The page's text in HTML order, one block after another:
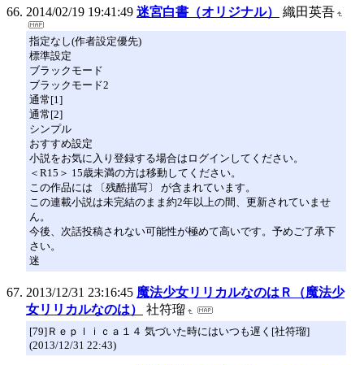
2014/02/19 19:41:49 迷宮白書（オリジナル） 織田英吾
指定なし(作者設定優先)
標準設定
ブラックモード
ブラックモード2
通常[1]
通常[2]
シンプル
おすすめ設定
小説をお気に入り登録する場合はログインしてください。
＜R15＞ 15歳未満の方は移動してください。
この作品には 〔残酷描写〕 が含まれています。
この連載小説は未完結のまま約2年以上の間、更新されていませ
ん。
今後、次話投稿されない可能性が極めて高いです。予めご了承下
さい。
迷
2013/12/31 23:16:45 魔法少女リリカルなのはＲ（魔法少
女リリカルなのは）
社符瑠
[79]Ｒｅｐｌｉｃａ１４ 気づいた時にはいつも遅く[社符瑠]
(2013/12/31 22:43)